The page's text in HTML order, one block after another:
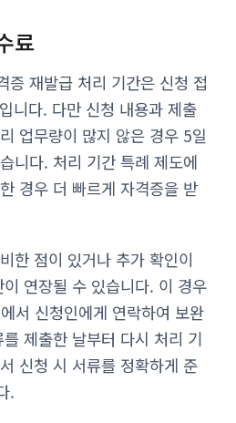
료
증 재발급 처리 기간은 신청 접
니다. 다만 신청 내용과 제출
업무량이 많지 않은 경우 5일
니다. 처리 기간 특례 제도에
경우 더 빠르게 자격증을 받
한 점이 있거나 추가 확인이
연장될 수 있습니다. 이 경우
서 신청인에게 연락하여 보완
제출한 날부터 다시 처리 기
신청 시 서류를 정확하게 준
.